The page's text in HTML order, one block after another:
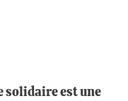
solidaire est une